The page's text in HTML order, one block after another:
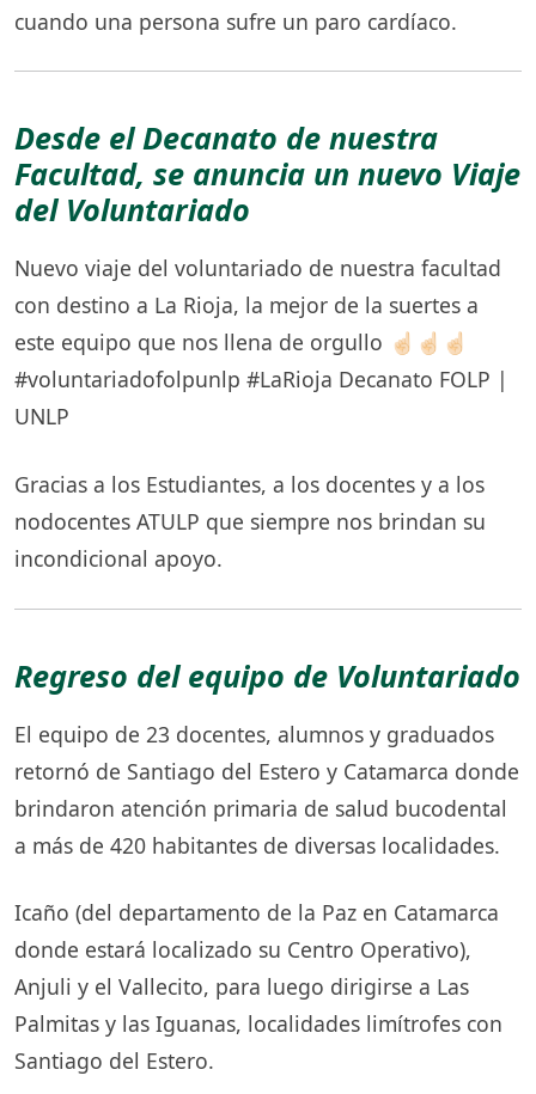
cuando una persona sufre un paro cardíaco.
Desde el Decanato de nuestra
Facultad, se anuncia un nuevo Viaje
del Voluntariado
Nuevo viaje del voluntariado de nuestra facultad
con destino a La Rioja, la mejor de la suertes a
este equipo que nos llena de orgullo ☝🏻☝🏻☝🏻
#voluntariadofolpunlp #LaRioja Decanato FOLP |
UNLP
Gracias a los Estudiantes, a los docentes y a los
nodocentes ATULP que siempre nos brindan su
incondicional apoyo.
Regreso del equipo de Voluntariado
El equipo de 23 docentes, alumnos y graduados
retornó de Santiago del Estero y Catamarca donde
brindaron atención primaria de salud bucodental
a más de 420 habitantes de diversas localidades.
Icaño (del departamento de la Paz en Catamarca
donde estará localizado su Centro Operativo),
Anjuli y el Vallecito, para luego dirigirse a Las
Palmitas y las Iguanas, localidades limítrofes con
Santiago del Estero.